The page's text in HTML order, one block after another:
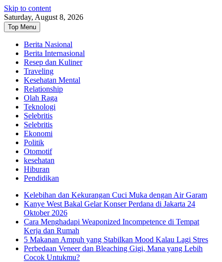
Skip to content
Saturday, August 8, 2026
Top Menu
Berita Nasional
Berita Internasional
Resep dan Kuliner
Traveling
Kesehatan Mental
Relationship
Olah Raga
Teknologi
Selebritis
Selebritis
Ekonomi
Politik
Otomotif
kesehatan
Hiburan
Pendidikan
Kelebihan dan Kekurangan Cuci Muka dengan Air Garam
Kanye West Bakal Gelar Konser Perdana di Jakarta 24
Oktober 2026
Cara Menghadapi Weaponized Incompetence di Tempat
Kerja dan Rumah
5 Makanan Ampuh yang Stabilkan Mood Kalau Lagi Stres
Perbedaan Veneer dan Bleaching Gigi, Mana yang Lebih
Cocok Untukmu?